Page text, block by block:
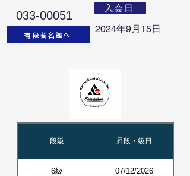
033-00051
有段者名鑑へ
入会日
2024年9月15日
段級 昇段・級日
6級 07/12/2026